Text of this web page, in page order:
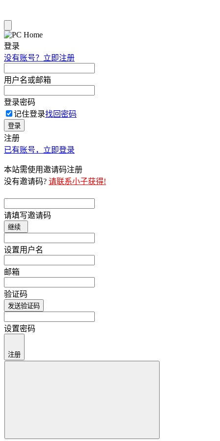
登录
没有账号？立即注册
用户名或邮箱
登录密码
记住登录找回密码
登录
注册
已有账号，立即登录
本站需使用邀请码注册
没有邀请码? 请联系小子获得!
请填写邀请码
继续
设置用户名
邮箱
验证码
发送验证码
设置密码
注册